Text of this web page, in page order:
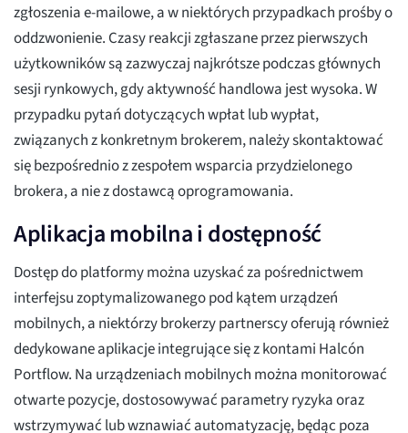
zgłoszenia e-mailowe, a w niektórych przypadkach prośby o
oddzwonienie. Czasy reakcji zgłaszane przez pierwszych
użytkowników są zazwyczaj najkrótsze podczas głównych
sesji rynkowych, gdy aktywność handlowa jest wysoka. W
przypadku pytań dotyczących wpłat lub wypłat,
związanych z konkretnym brokerem, należy skontaktować
się bezpośrednio z zespołem wsparcia przydzielonego
brokera, a nie z dostawcą oprogramowania.
Aplikacja mobilna i dostępność
Dostęp do platformy można uzyskać za pośrednictwem
interfejsu zoptymalizowanego pod kątem urządzeń
mobilnych, a niektórzy brokerzy partnerscy oferują również
dedykowane aplikacje integrujące się z kontami Halcón
Portflow. Na urządzeniach mobilnych można monitorować
otwarte pozycje, dostosowywać parametry ryzyka oraz
wstrzymywać lub wznawiać automatyzację, będąc poza